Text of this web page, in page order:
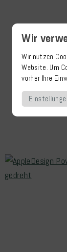
Wir
Wir nutzen
Website. Um
vorher Ihre